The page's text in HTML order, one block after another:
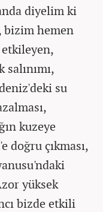
diyelim ki
bizim hemen
etkileyen,
su
kuzeye
doğru çıkması,
yüksek
bizde etkili